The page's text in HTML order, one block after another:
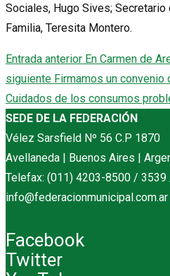
Sociales, Hugo Sives;
Familia, Teresita Montero.
Entrada anterior En Carmen de
siguiente Firmamos un convenio
Cuidados de los consumos
SEDE DE LA FEDERACIÓN
Vélez Sarsfield Nº 56 C.P 1870
Avellaneda | Buenos Aires |
Telefax: (011) 4203-8500 / 3539
info@federacionmunicipal.com.ar
Facebook
Twitter